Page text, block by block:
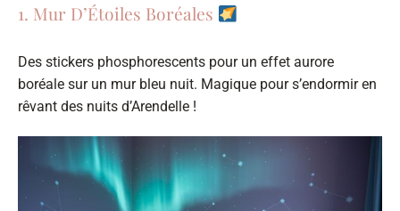
1. Mur D’Étoiles Boréales
Des stickers phosphorescents pour un effet aurore
boréale sur un mur bleu nuit. Magique pour s’endormir en
rêvant des nuits d’Arendelle !